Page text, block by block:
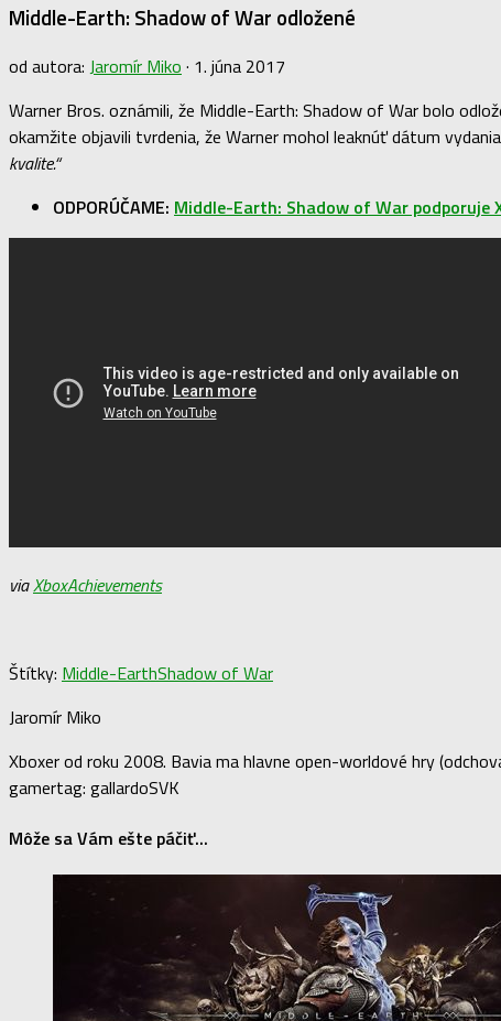
Middle-Earth: Shadow of War odložené
od autora: Jaromír Miko · 1. júna 2017
Warner Bros. oznámili, že Middle-Earth: Shadow of War bolo
okamžite objavili tvrdenia, že Warner mohol leaknúť dátum
kvalite.“
ODPORÚČAME: Middle-Earth: Shadow of War podporuje
viaXboxAchievements
Štítky: Middle-EarthShadow of War
Jaromír Miko
Xboxer od roku 2008. Bavia ma hlavne open-worldové hry
gamertag: gallardoSVK
Môže sa Vám ešte páčiť...